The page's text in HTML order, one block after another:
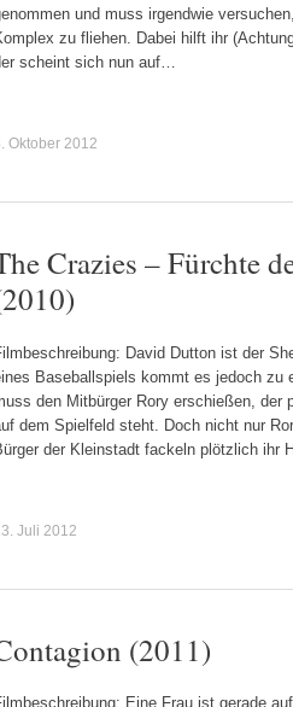
und muss irgendwie
zu fliehen. Dabei hilft ihr
scheint sich nun auf…
Oktober 2012
Crazies – Fürchte
David Dutton ist der
Baseballspiels kommt es jedoch zu
den Mitbürger Rory erschießen,
dem Spielfeld steht. Doch nicht nur
der Kleinstadt fackeln plötzlich ihr
Juli 2012
(2011)
Eine Frau ist gerade